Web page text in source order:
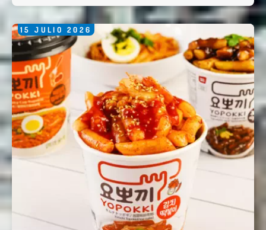
15 JULIO 2026
Enviar